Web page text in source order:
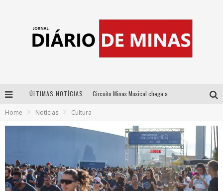
ÚLTIMAS NOTÍCIAS
No clima do Hexa: “Passinho do Brasil”, da DJ Danny Albuquerque, é a música que embala a torcida brasileira na Copa do Mundo 2026
Yan traz a turnê nacional do PagodYANdo para Belo Horizonte
Home Notícias Cultura